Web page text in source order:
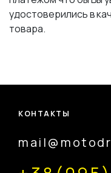
удостоверились в
товара.
КОНТАКТЫ